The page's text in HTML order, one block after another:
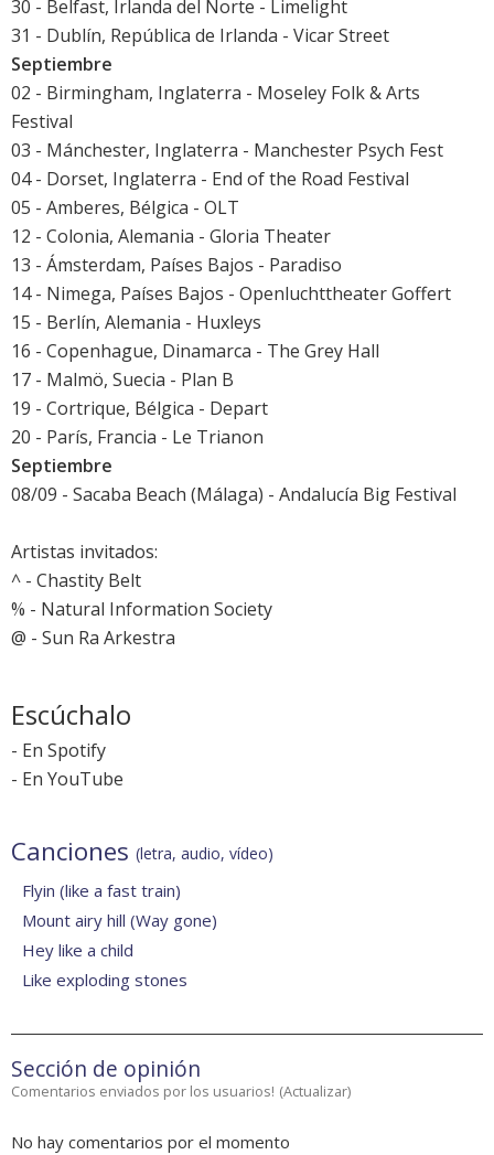
30 - Belfast, Irlanda del Norte - Limelight
31 - Dublín, República de Irlanda - Vicar Street
Septiembre
02 - Birmingham, Inglaterra - Moseley Folk & Arts
Festival
03 - Mánchester, Inglaterra - Manchester Psych Fest
04 - Dorset, Inglaterra - End of the Road Festival
05 - Amberes, Bélgica - OLT
12 - Colonia, Alemania - Gloria Theater
13 - Ámsterdam, Países Bajos - Paradiso
14 - Nimega, Países Bajos - Openluchttheater Goffert
15 - Berlín, Alemania - Huxleys
16 - Copenhague, Dinamarca - The Grey Hall
17 - Malmö, Suecia - Plan B
19 - Cortrique, Bélgica - Depart
20 - París, Francia - Le Trianon
Septiembre
08/09 - Sacaba Beach (Málaga) - Andalucía Big Festival
Artistas invitados:
^ - Chastity Belt
% - Natural Information Society
@ - Sun Ra Arkestra
Escúchalo
- En Spotify
- En YouTube
Canciones (letra, audio, vídeo)
Flyin (like a fast train)
Mount airy hill (Way gone)
Hey like a child
Like exploding stones
Sección de opinión
Comentarios enviados por los usuarios! (Actualizar)
No hay comentarios por el momento